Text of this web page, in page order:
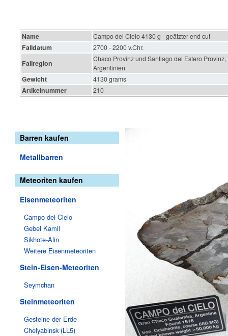
Name Campo del Cielo 4130 g - geätzter end cut
Falldatum 2700 - 2200 v.Chr.
Fallregion
Chaco Provinz und Santiago del Estero Provinz,
Argentinien
Gewicht 4130 grams
Artikelnummer 210
Barren kaufen
Metallbarren
Meteoriten kaufen
Eisenmeteoriten
Campo del Cielo
Gebel Kamil
Sikhote-Alin
Weitere Eisenmeteoriten
Stein-Eisen-Meteoriten
Seymchan
Steinmeteoriten
Gesteine der Erde
Chelyabinsk (LL5)